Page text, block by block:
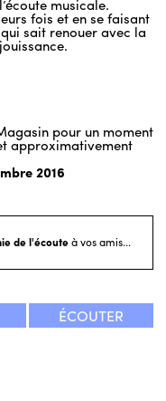
musicale.
fois et en se faisant
sait renouer avec la
pour un moment
approximativement
2016
de l'écouteà vos amis...
ÉCOUTER